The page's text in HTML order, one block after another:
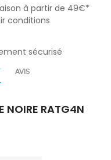
à partir de 49€*
conditions
sécurisé
AVIS
NOIRE RATG4N